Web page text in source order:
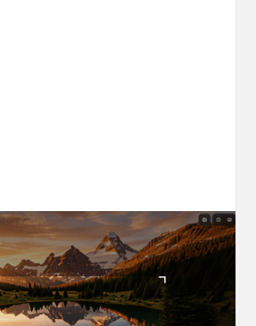
Handbook
shoot from it forever. Your
creating, navigating, and
OpenArt Worlds.